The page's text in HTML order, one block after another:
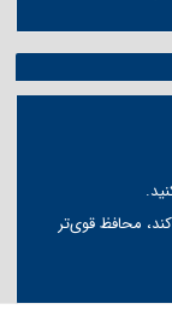
محافظ قوی‌تر